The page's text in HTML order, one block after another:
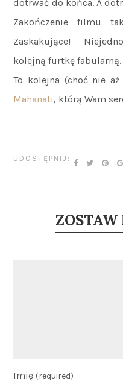
dotrwać do końca. A
Zakończenie filmu
Zaskakujące!
kolejną furtkę
To kolejna (choć nie
Mahanati, którą Wam
UDOSTĘPNIJ:
Imię (required)